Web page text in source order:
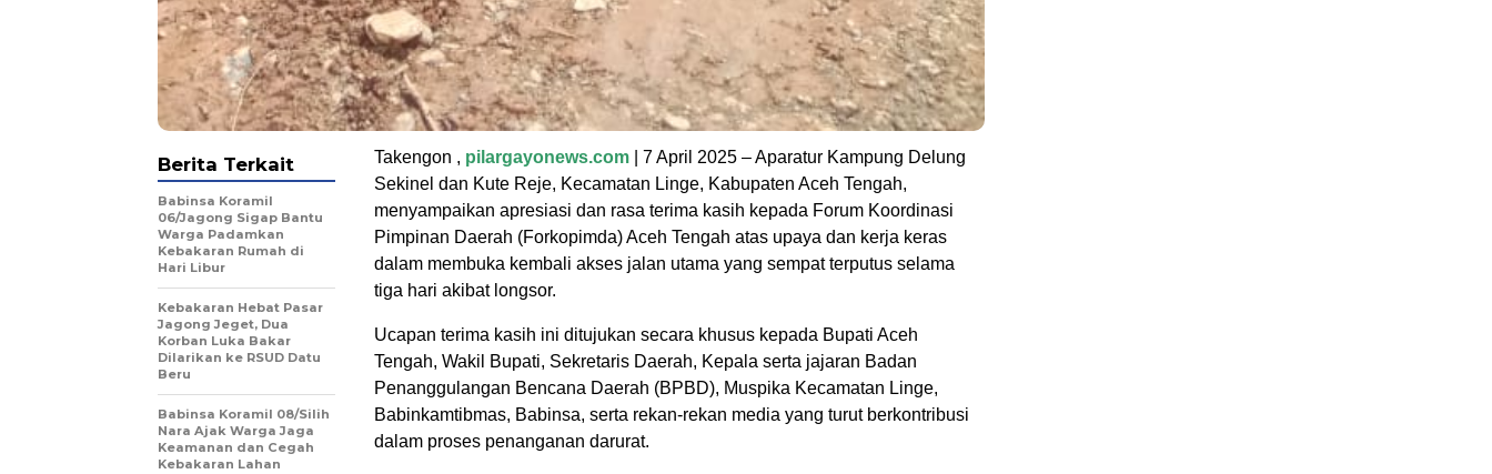
Takengon , pilargayonews.com | 7 April 2025 – Aparatur Kampung Delung
Sekinel dan Kute Reje, Kecamatan Linge, Kabupaten Aceh Tengah,
menyampaikan apresiasi dan rasa terima kasih kepada Forum Koordinasi
Pimpinan Daerah (Forkopimda) Aceh Tengah atas upaya dan kerja keras
dalam membuka kembali akses jalan utama yang sempat terputus selama
tiga hari akibat longsor.
Ucapan terima kasih ini ditujukan secara khusus kepada Bupati Aceh
Tengah, Wakil Bupati, Sekretaris Daerah, Kepala serta jajaran Badan
Penanggulangan Bencana Daerah (BPBD), Muspika Kecamatan Linge,
Babinkamtibmas, Babinsa, serta rekan-rekan media yang turut berkontribusi
dalam proses penanganan darurat.
Berita Terkait
Babinsa Koramil
06/Jagong Sigap Bantu
Warga Padamkan
Kebakaran Rumah di
Hari Libur
‎Kebakaran Hebat Pasar
Jagong Jeget, Dua
Korban Luka Bakar
Dilarikan ke RSUD Datu
Beru
‎Babinsa Koramil 08/Silih
Nara Ajak Warga Jaga
Keamanan dan Cegah
Kebakaran Lahan